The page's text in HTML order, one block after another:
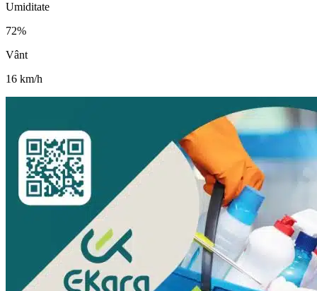
Umiditate
72%
Vânt
16 km/h